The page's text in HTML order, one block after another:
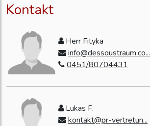
Kontakt
Herr Fityka
info@dessoustraum.co...
0451/80704431
Lukas F.
kontakt@pr-vertretun...